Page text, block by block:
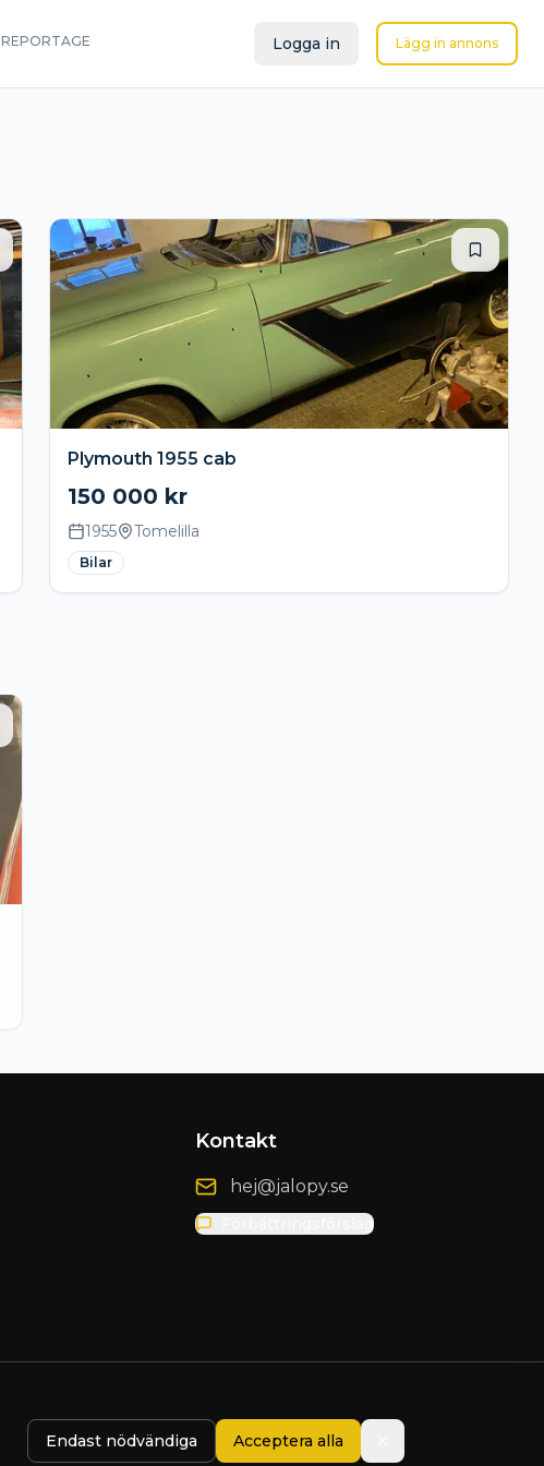
Endast nödvändiga Acceptera alla
REPORTAGE Logga in Lägg in annons
Plymouth 1955 cab
150 000 kr
1955 Tomelilla
Bilar
Kontakt
hej@jalopy.se
Förbättringsförslag
Presented by